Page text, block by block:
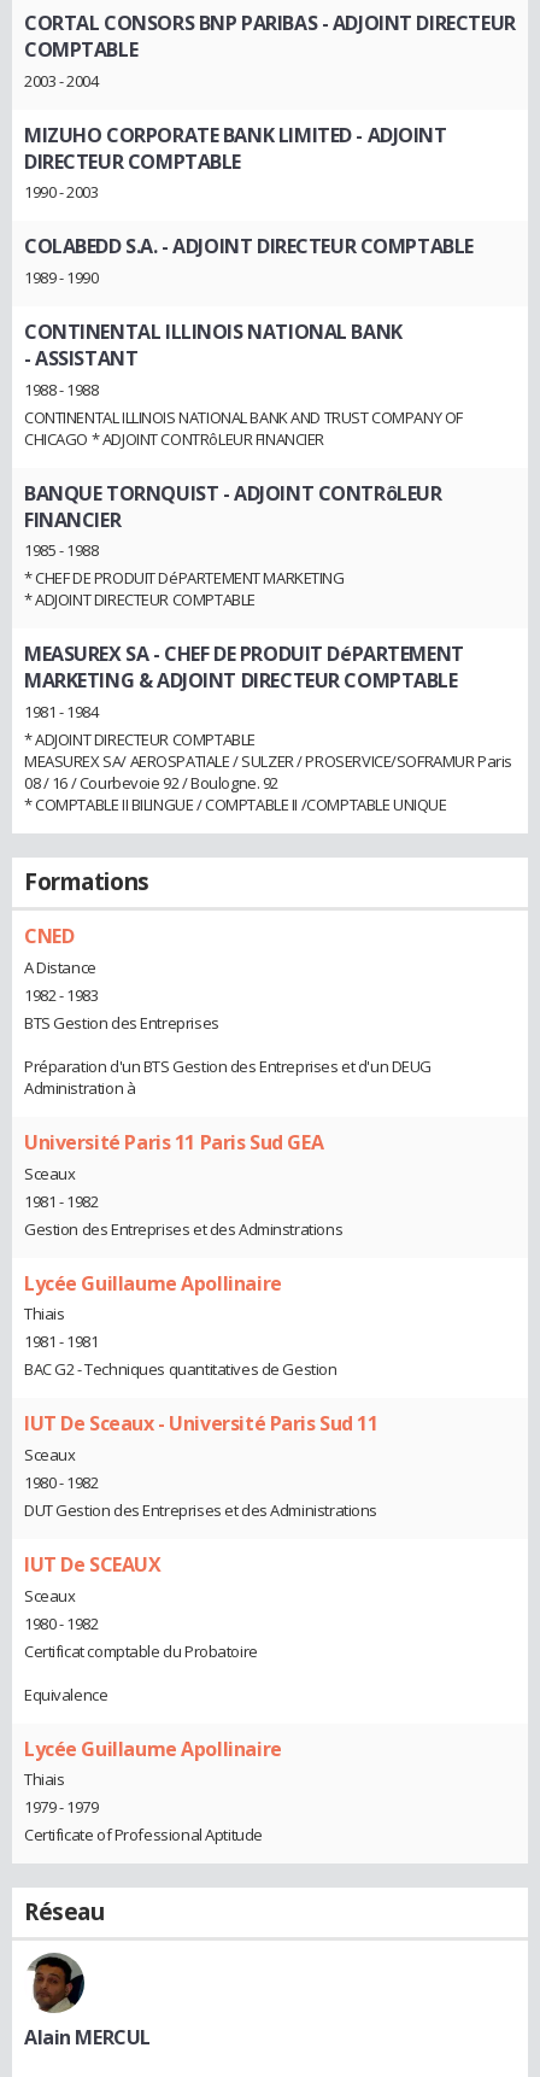
CORTAL CONSORS BNP PARIBAS- ADJOINT DIRECTEUR
COMPTABLE
2003 - 2004
MIZUHO CORPORATE BANK LIMITED- ADJOINT
DIRECTEUR COMPTABLE
1990 - 2003
COLABEDD S.A.- ADJOINT DIRECTEUR COMPTABLE
1989 - 1990
CONTINENTAL ILLINOIS NATIONAL BANK
- ASSISTANT
1988 - 1988
CONTINENTAL ILLINOIS NATIONAL BANK AND TRUST COMPANY OF
CHICAGO * ADJOINT CONTRôLEUR FINANCIER
BANQUE TORNQUIST - ADJOINT CONTRôLEUR
FINANCIER
1985 - 1988
* CHEF DE PRODUIT DéPARTEMENT MARKETING
* ADJOINT DIRECTEUR COMPTABLE
MEASUREX SA- CHEF DE PRODUIT DéPARTEMENT
MARKETING & ADJOINT DIRECTEUR COMPTABLE
1981 - 1984
* ADJOINT DIRECTEUR COMPTABLE
MEASUREX SA/ AEROSPATIALE / SULZER / PROSERVICE/SOFRAMUR Paris
08 / 16 / Courbevoie 92 / Boulogne. 92
* COMPTABLE II BILINGUE / COMPTABLE II /COMPTABLE UNIQUE
Formations
CNED
A Distance
1982 - 1983
BTS Gestion des Entreprises
Préparation d'un BTS Gestion des Entreprises et d'un DEUG
Administration à
Université Paris 11 Paris Sud GEA
Sceaux
1981 - 1982
Gestion des Entreprises et des Adminstrations
Lycée Guillaume Apollinaire
Thiais
1981 - 1981
BAC G2 - Techniques quantitatives de Gestion
IUT De Sceaux - Université Paris Sud 11
Sceaux
1980 - 1982
DUT Gestion des Entreprises et des Administrations
IUT De SCEAUX
Sceaux
1980 - 1982
Certificat comptable du Probatoire
Equivalence
Lycée Guillaume Apollinaire
Thiais
1979 - 1979
Certificate of Professional Aptitude
Réseau
Alain MERCUL